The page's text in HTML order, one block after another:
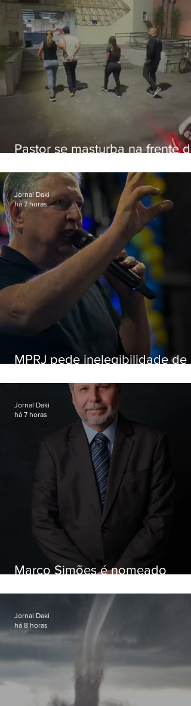
Pastor se masturba na frente de
MPRJ pede inelegibilidade de
Jornal Daki
há 7 horas
Marco Simões é nomeado
Jornal Daki
há 7 horas
Jornal Daki
há 8 horas